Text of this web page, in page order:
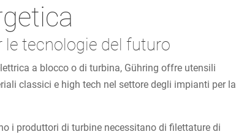
le tecnologie del futuro
a blocco o di turbina, Gühring offre utensili
classici e high tech nel settore degli impianti per la
i produttori di turbine necessitano di filettature di